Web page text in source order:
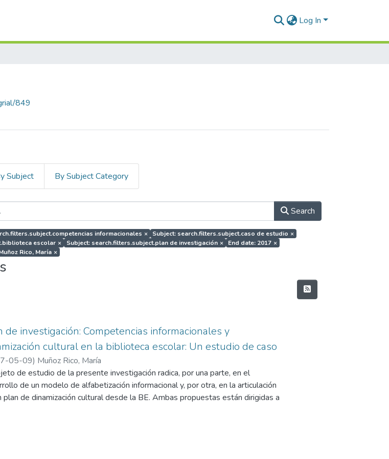
Log In
849
Subject By Subject Category
Search
informacionales × Subject: search.filters.subject.caso de estudio ×
escolar × Subject: search.filters.subject.plan de investigación × End date: 2017 ×
Rico, María ×
de investigación: Competencias informacionales y
cultural en la biblioteca escolar: Un estudio de caso
05-09) Muñoz Rico, María
de estudio de la presente investigación radica, por una parte, en el
de un modelo de alfabetización informacional y, por otra, en la articulación
plan de dinamización cultural desde la BE. Ambas propuestas están dirigidas a